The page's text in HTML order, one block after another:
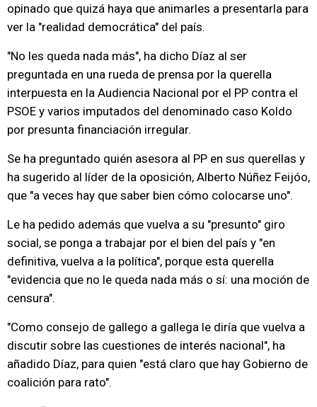
opinado que quizá haya que animarles a presentarla para
ver la "realidad democrática" del país.
"No les queda nada más", ha dicho Díaz al ser
preguntada en una rueda de prensa por la querella
interpuesta en la Audiencia Nacional por el PP contra el
PSOE y varios imputados del denominado caso Koldo
por presunta financiación irregular.
Se ha preguntado quién asesora al PP en sus querellas y
ha sugerido al líder de la oposición, Alberto Núñez Feijóo,
que "a veces hay que saber bien cómo colocarse uno".
Le ha pedido además que vuelva a su "presunto" giro
social, se ponga a trabajar por el bien del país y "en
definitiva, vuelva a la política", porque esta querella
"evidencia que no le queda nada más o sí: una moción de
censura".
"Como consejo de gallego a gallega le diría que vuelva a
discutir sobre las cuestiones de interés nacional", ha
añadido Díaz, para quien "está claro que hay Gobierno de
coalición para rato".